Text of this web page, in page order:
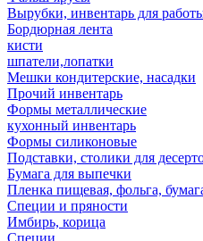
Вырубки, инвентарь для
Бордюрная лента
кисти
шпатели,лопатки
Мешки кондитерские, насадки
Прочий инвентарь
Формы металлические
кухонный инвентарь
Формы силиконовые
Подставки, столики для
Бумага для выпечки
Пленка пищевая, фольга,
Специи и пряности
Имбирь, корица
Специи